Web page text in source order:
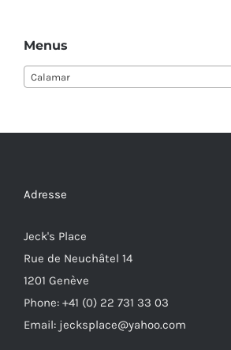
Menus
Calamar
Adresse
Jeck's Place
Rue de Neuchâtel 14
1201 Genève
Phone: +41 (0) 22 731 33 03
Email: jecksplace@yahoo.com